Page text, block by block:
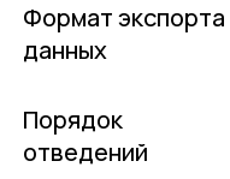
Формат экспорта
данных
Порядок
отведений